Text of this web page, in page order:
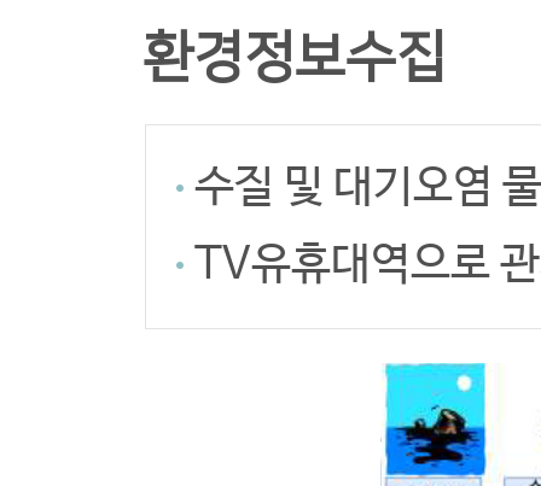
환경정보수집
수질 및 대기오염
TV유휴대역으로